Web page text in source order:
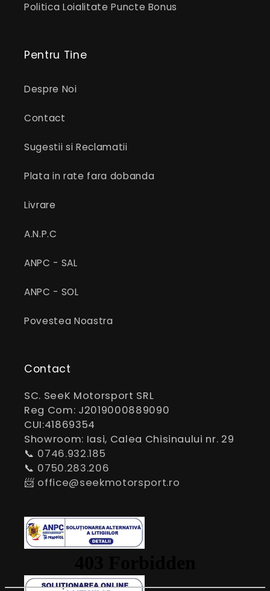
Politica Loialitate Puncte Bonus
Pentru Tine
Despre Noi
Contact
Sugestii si Reclamatii
Plata in rate fara dobanda
Livrare
A.N.P.C
ANPC - SAL
ANPC - SOL
Povestea Noastra
Contact
SC. SeeK Motorsport SRL
Reg Com: J2019000889090
CUI:41869354
Showroom: Iasi, Calea Chisinaului nr. 29
📞 0746.932.185
📞 0750.283.206
📨 office@seekmotorsport.ro